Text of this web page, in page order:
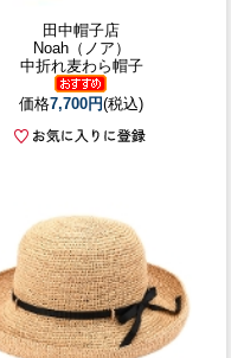
田中帽子店
Noah（ノア）
中折れ麦わら帽子
価格7,700円(税込)